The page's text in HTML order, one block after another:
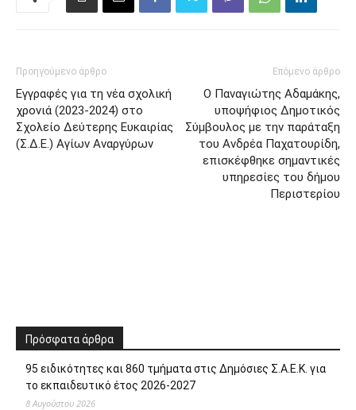
Προηγούμενο άρθρο
Εγγραφές για τη νέα σχολική
χρονιά (2023-2024) στο
Σχολείο Δεύτερης Ευκαιρίας
(Σ.Δ.Ε.) Αγίων Αναργύρων
Επόμενο άρθρο
Ο Παναγιώτης Αδαμάκης,
υποψήφιος Δημοτικός
Σύμβουλος με την παράταξη
του Ανδρέα Παχατουρίδη,
επισκέφθηκε σημαντικές
υπηρεσίες του δήμου
Περιστερίου
Πρόσφατα άρθρα
95 ειδικότητες και 860 τμήματα στις Δημόσιες Σ.Α.Ε.Κ. για
το εκπαιδευτικό έτος 2026-2027
8 Αυγούστου 2026